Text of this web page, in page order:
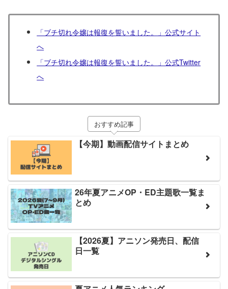
「ブチ切れ令嬢は報復を誓いました。」公式サイト
へ
「ブチ切れ令嬢は報復を誓いました。」公式Twitter
へ
おすすめ記事
【今期】動画配信サイトまとめ
26年夏アニメOP・ED主題歌一覧ま
とめ
【2026夏】アニソン発売日、配信
日一覧